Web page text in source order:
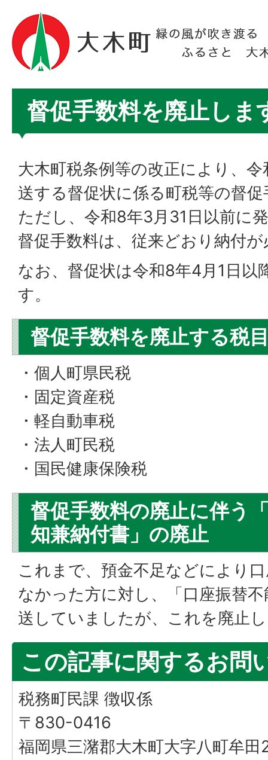
督促手数料を廃止しま
大木町税条例等の改正により、
送する督促状に係る町税等の督
ただし、令和8年3月31日以前に
督促手数料は、従来どおり納付
なお、督促状は令和8年4月1日以
す。
督促手数料を廃止する税
・個人町県民税
・固定資産税
・軽自動車税
・法人町民税
・国民健康保険税
督促手数料の廃止に伴う
知兼納付書」の廃止
これまで、預金不足などにより
なかった方に対し、「口座振替
送していましたが、これを廃止
この記事に関するお問
税務町民課 徴収係
〒830-0416
福岡県三潴郡大木町大字八町牟